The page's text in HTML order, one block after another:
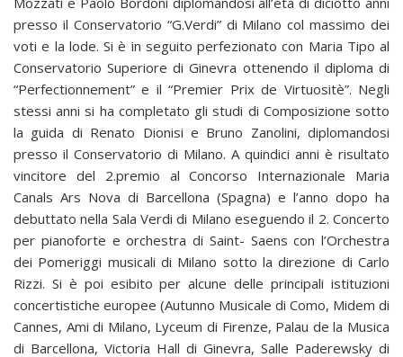
presso il Conservatorio “G.Verdi” di Milano col massimo dei
voti e la lode. Si è in seguito perfezionato con Maria Tipo al
Conservatorio Superiore di Ginevra ottenendo il diploma di
“Perfectionnement” e il “Premier Prix de Virtuositè”. Negli
stessi anni si ha completato gli studi di Composizione sotto
la guida di Renato Dionisi e Bruno Zanolini, diplomandosi
presso il Conservatorio di Milano. A quindici anni è risultato
vincitore del 2.premio al Concorso Internazionale Maria
Canals Ars Nova di Barcellona (Spagna) e l’anno dopo ha
debuttato nella Sala Verdi di Milano eseguendo il 2. Concerto
per pianoforte e orchestra di Saint- Saens con l’Orchestra
dei Pomeriggi musicali di Milano sotto la direzione di Carlo
Rizzi. Si è poi esibito per alcune delle principali istituzioni
concertistiche europee (Autunno Musicale di Como, Midem di
Cannes, Ami di Milano, Lyceum di Firenze, Palau de la Musica
di Barcellona, Victoria Hall di Ginevra, Salle Paderewsky di